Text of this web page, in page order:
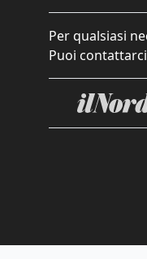
Per qualsiasi
Puoi